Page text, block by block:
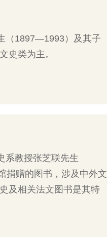
（1897—1993）及其子
史类为主。
系教授张芝联先生
捐赠的图书，涉及中外文
及相关法文图书是其特